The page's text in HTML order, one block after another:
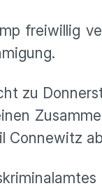
freiwillig
zu
Connewitz